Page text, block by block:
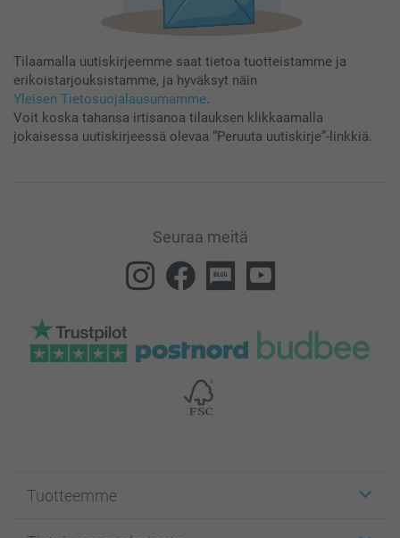
Tilaamalla uutiskirjeemme saat tietoa tuotteistamme ja
erikoistarjouksistamme, ja hyväksyt näin
Yleisen Tietosuojalausumamme.
Voit koska tahansa irtisanoa tilauksen klikkaamalla
jokaisessa uutiskirjeessä olevaa “Peruuta uutiskirje”-linkkiä.
Seuraa meitä
Tuotteemme